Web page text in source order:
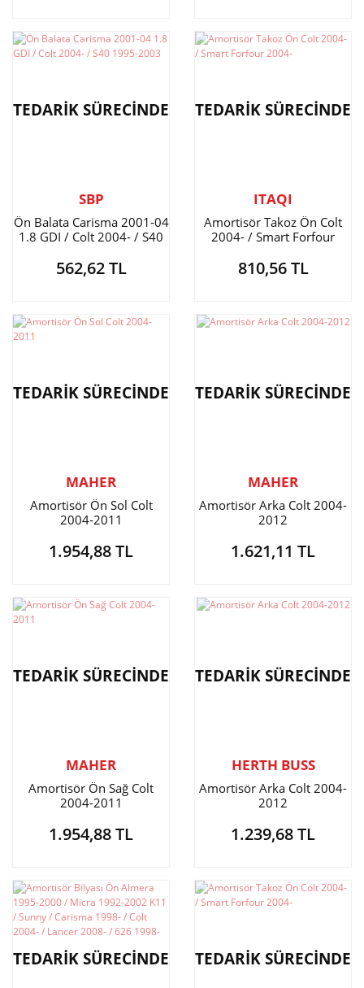
TEDARİK SÜRECİNDE
SBP
Ön Balata Carisma 2001-04
1.8 GDI / Colt 2004- / S40
562,62 TL
TEDARİK SÜRECİNDE
ITAQI
Amortisör Takoz Ön Colt
2004- / Smart Forfour
810,56 TL
TEDARİK SÜRECİNDE
MAHER
Amortisör Ön Sol Colt
2004-2011
1.954,88 TL
TEDARİK SÜRECİNDE
MAHER
Amortisör Arka Colt 2004-
2012
1.621,11 TL
TEDARİK SÜRECİNDE
MAHER
Amortisör Ön Sağ Colt
2004-2011
1.954,88 TL
TEDARİK SÜRECİNDE
HERTH BUSS
Amortisör Arka Colt 2004-
2012
1.239,68 TL
TEDARİK SÜRECİNDE TEDARİK SÜRECİNDE